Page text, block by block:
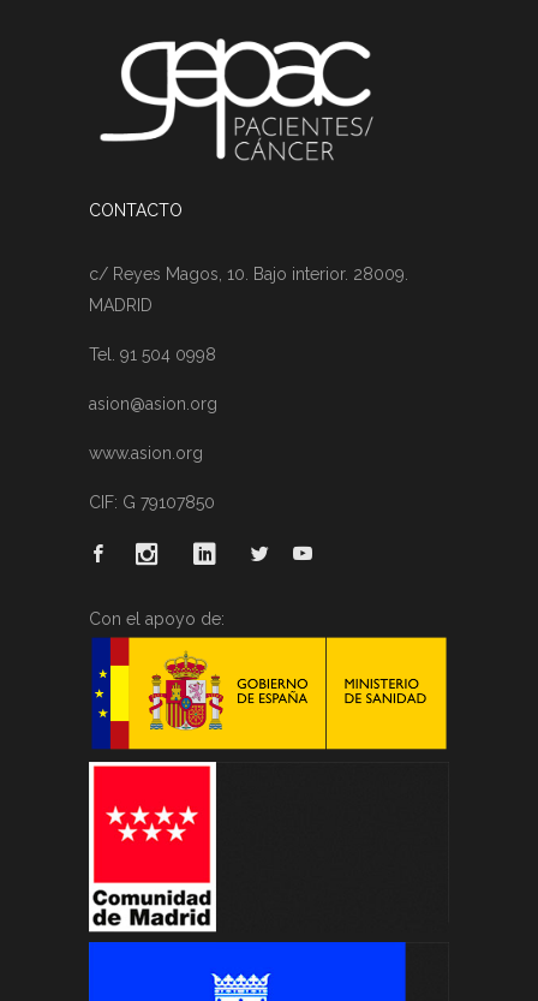
CONTACTO
c/ Reyes Magos, 10. Bajo interior. 28009.
MADRID
Tel. 91 504 0998
asion@asion.org
www.asion.org
CIF: G 79107850
Con el apoyo de: